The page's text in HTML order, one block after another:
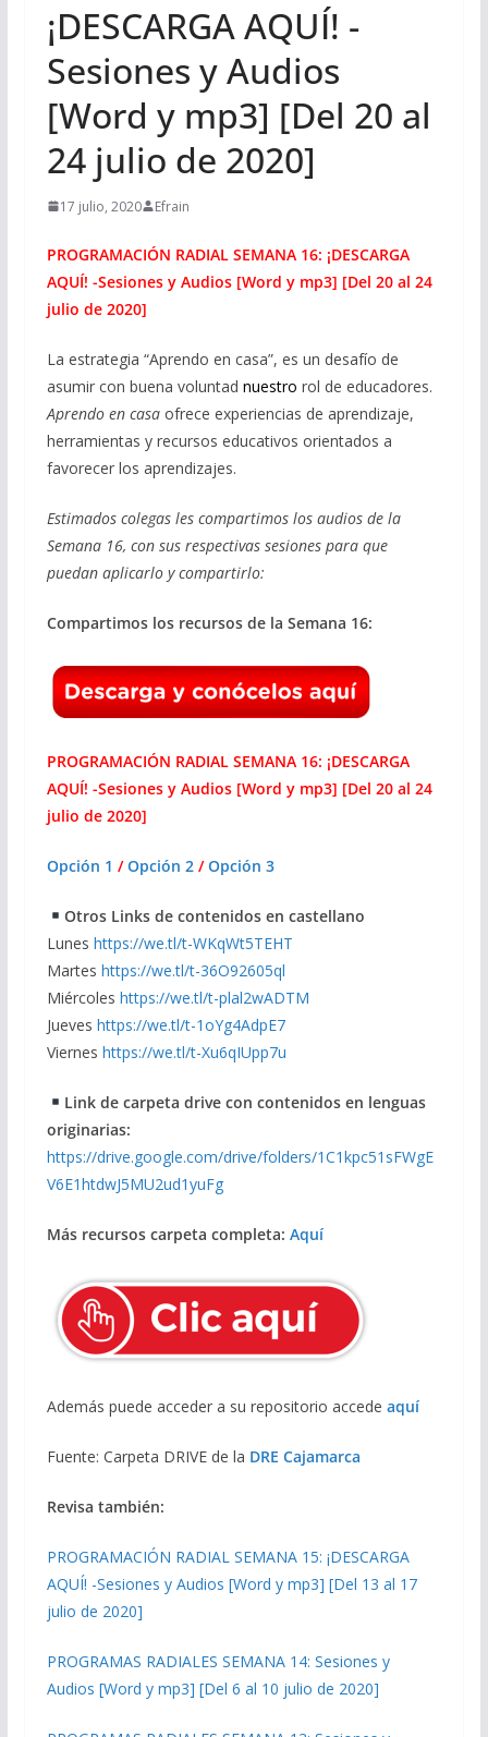
¡DESCARGA AQUÍ! -
Sesiones y Audios
[Word y mp3] [Del 20 al
24 julio de 2020]
17 julio, 2020 Efrain
PROGRAMACIÓN RADIAL SEMANA 16: ¡DESCARGA
AQUÍ! -Sesiones y Audios [Word y mp3] [Del 20 al 24
julio de 2020]
La estrategia “Aprendo en casa”, es un desafío de
asumir con buena voluntad nuestro rol de educadores.
Aprendo en casaofrece experiencias de aprendizaje,
herramientas y recursos educativos orientados a
favorecer los aprendizajes.
Estimados colegas les compartimos los audios de la
Semana 16, con sus respectivas sesiones para que
puedan aplicarlo y compartirlo:
Compartimos los recursos de la Semana 16:
PROGRAMACIÓN RADIAL SEMANA 16: ¡DESCARGA
AQUÍ! -Sesiones y Audios [Word y mp3] [Del 20 al 24
julio de 2020]
Opción 1 /Opción 2/Opción 3
Otros Links de contenidos en castellano
Lunes https://we.tl/t-WKqWt5TEHT
Martes https://we.tl/t-36O92605ql
Miércoles https://we.tl/t-plal2wADTM
Jueves https://we.tl/t-1oYg4AdpE7
Viernes https://we.tl/t-Xu6qIUpp7u
Link de carpeta drive con contenidos en lenguas
originarias:
https://drive.google.com/drive/folders/1C1kpc51sFWgE
V6E1htdwJ5MU2ud1yuFg
Más recursos carpeta completa: Aquí
Además puede acceder a su repositorio accede aquí
Fuente: Carpeta DRIVE de la DRE Cajamarca
Revisa también:
PROGRAMACIÓN RADIAL SEMANA 15: ¡DESCARGA
AQUÍ! -Sesiones y Audios [Word y mp3] [Del 13 al 17
julio de 2020]
PROGRAMAS RADIALES SEMANA 14: Sesiones y
Audios [Word y mp3] [Del 6 al 10 julio de 2020]